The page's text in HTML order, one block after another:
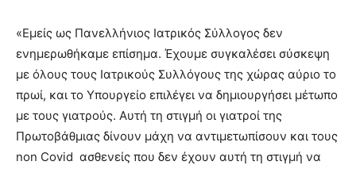
«Εμείς ως Πανελλήνιος Ιατρικός Σύλλογος δεν
ενημερωθήκαμε επίσημα. Έχουμε συγκαλέσει σύσκεψη
με όλους τους Ιατρικούς Συλλόγους της χώρας αύριο το
πρωί, και το Υπουργείο επιλέγει να δημιουργήσει μέτωπο
με τους γιατρούς. Αυτή τη στιγμή οι γιατροί της
Πρωτοβάθμιας δίνουν μάχη να αντιμετωπίσουν και τους
non Covid ασθενείς που δεν έχουν αυτή τη στιγμή να